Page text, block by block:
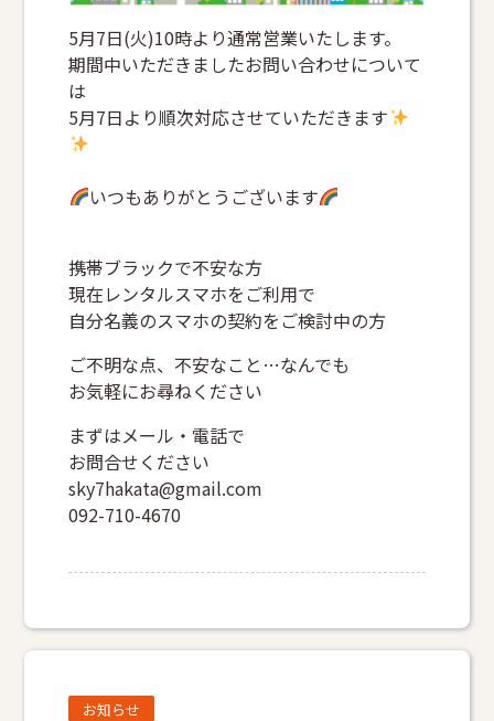
5月7日(火)10時より通常営業いたします。
期間中いただきましたお問い合わせについて
は
5月7日より順次対応させていただきます
いつもありがとうございます
携帯ブラックで不安な方
現在レンタルスマホをご利用で
自分名義のスマホの契約をご検討中の方
ご不明な点、不安なこと…なんでも
お気軽にお尋ねください
まずはメール・電話で
お問合せください
sky7hakata@gmail.com
092-710-4670
お知らせ